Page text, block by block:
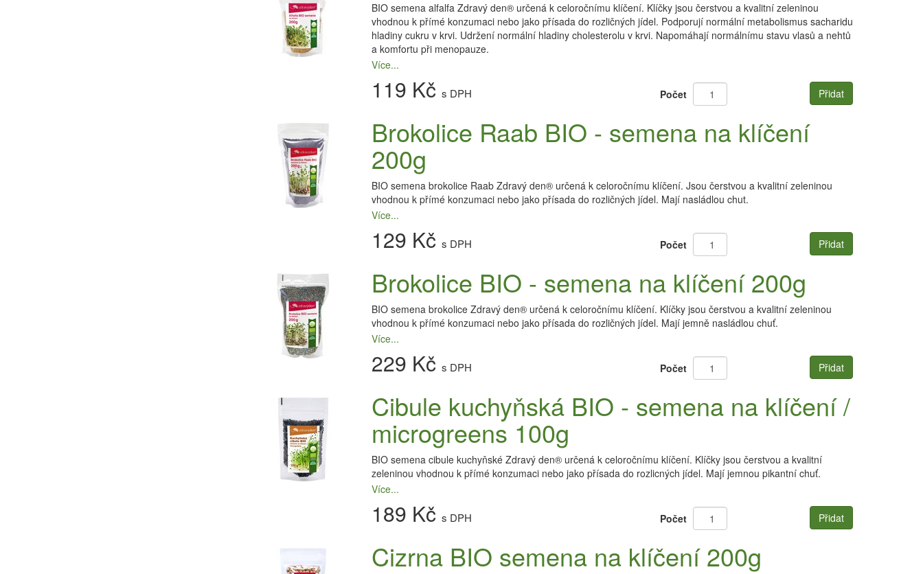
BIO semena alfalfa Zdravý den® určená k celoročnímu klíčení. Klíčky jsou čerstvou a kvalitní zeleninou
vhodnou k přímé konzumaci nebo jako přísada do rozličných jídel. Podporují normální metabolismus sacharidu
hladiny cukru v krvi. Udržení normální hladiny cholesterolu v krvi. Napomáhají normálnímu stavu vlasů a nehtů
a komfortu při menopauze.
Více...
119 Kč s DPH Počet Přidat
Brokolice Raab BIO - semena na klíčení
200g
BIO semena brokolice Raab Zdravý den® určená k celoročnímu klíčení. Jsou čerstvou a kvalitní zeleninou
vhodnou k přímé konzumaci nebo jako přísada do rozličných jídel. Mají nasládlou chut.
Více...
129 Kč s DPH Počet Přidat
Brokolice BIO - semena na klíčení 200g
BIO semena brokolice Zdravý den® určená k celoročnímu klíčení. Klíčky jsou čerstvou a kvalitní zeleninou
vhodnou k přímé konzumaci nebo jako přísada do rozličných jídel. Mají jemně nasládlou chuť.
Více...
229 Kč s DPH Počet Přidat
Cibule kuchyňská BIO - semena na klíčení /
microgreens 100g
BIO semena cibule kuchyňské Zdravý den® určená k celoročnímu klíčení. Klíčky jsou čerstvou a kvalitní
zeleninou vhodnou k přímé konzumaci nebo jako přísada do rozlicných jídel. Mají jemnou pikantní chuť.
Více...
189 Kč s DPH Počet Přidat
Cizrna BIO semena na klíčení 200g